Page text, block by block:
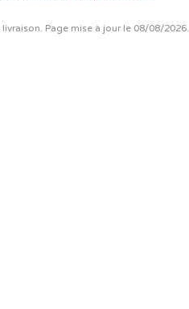
Page mise à jour le 08/08/2026.